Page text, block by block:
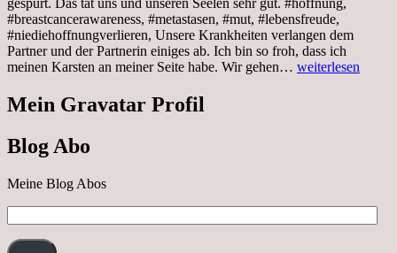
gespürt. Das tat uns und unseren Seelen sehr gut. #hoffnung,
#breastcancerawareness, #metastasen, #mut, #lebensfreude,
#niediehoffnungverlieren, Unsere Krankheiten verlangen dem
Partner und der Partnerin einiges ab. Ich bin so froh, dass ich
meinen Karsten an meiner Seite habe. Wir gehen… Sonnabend,
weiterlesen
Mein Gravatar Profil
Blog Abo
Meine Blog Abos
Mail-
Adresse: